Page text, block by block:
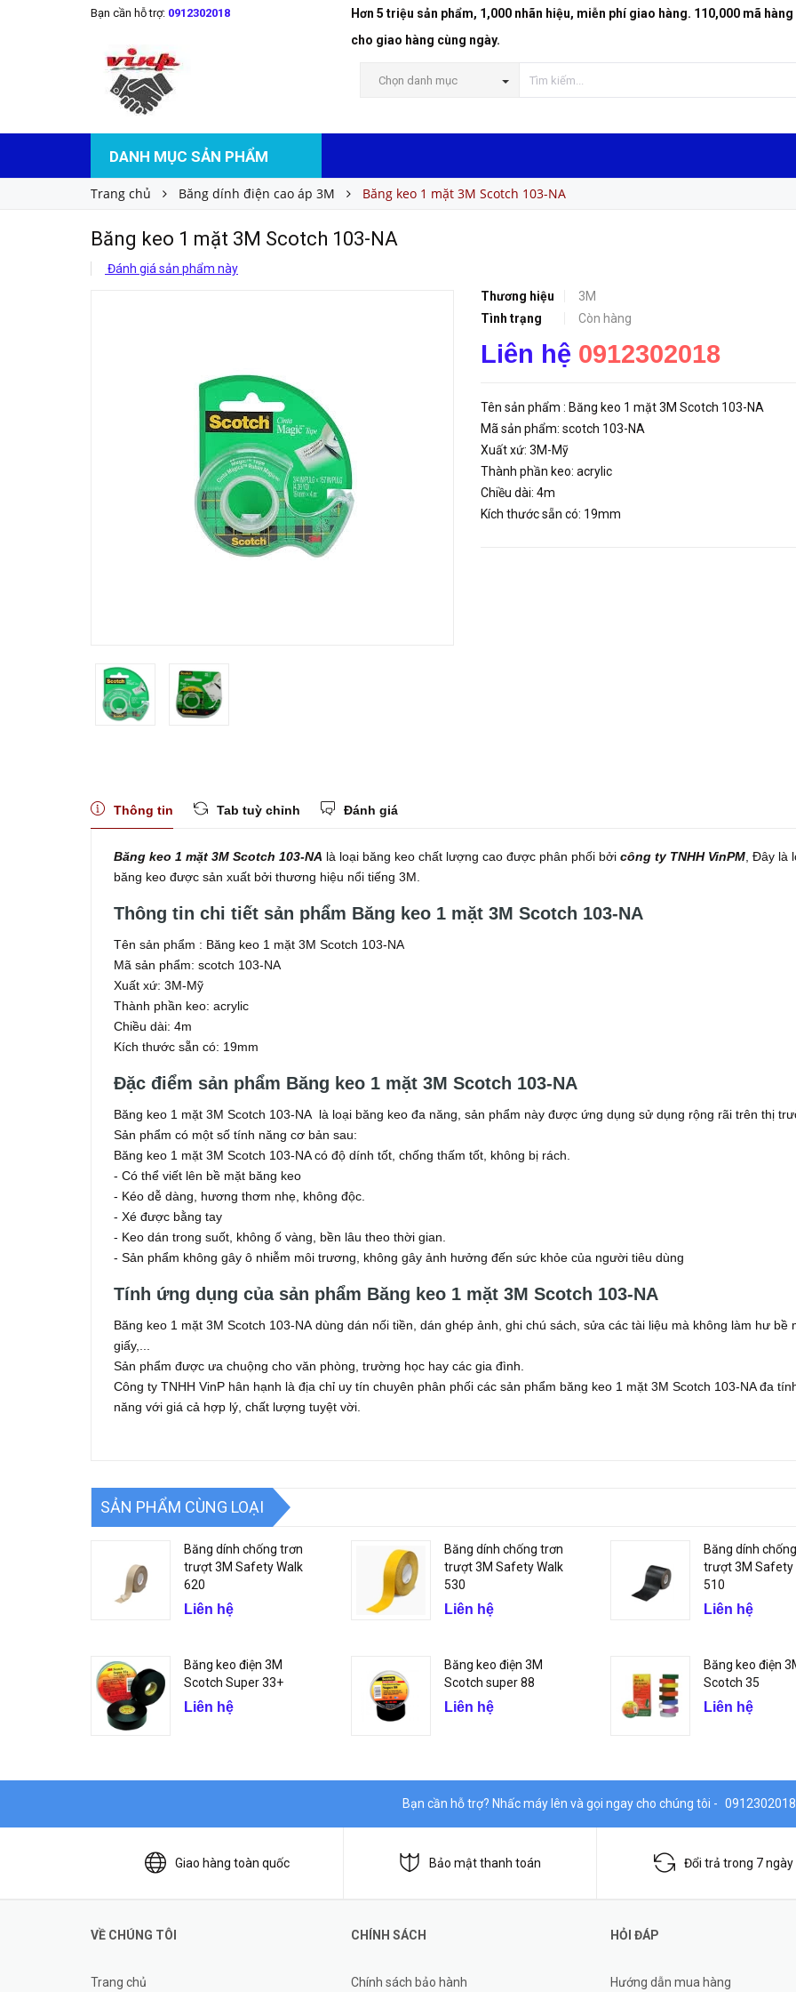
Bạn cần hỗ trợ: 0912302018
Hơn 5 triệu sản phẩm, 1,000 nhãn hiệu, miễn phí giao hàng. 110,000 mã
cho giao hàng cùng ngày.
Chọn danh mục
DANH MỤC SẢN PHẨM
Trang chủ Băng dính điện cao áp 3M Băng keo 1 mặt 3M Scotch 103-NA
Băng keo 1 mặt 3M Scotch 103-NA
Đánh giá sản phẩm này
Thương hiệu
3M
Tình trạng
Còn hàng
Liên hệ 0912302018
Tên sản phẩm : Băng keo 1 mặt 3M Scotch 103-NA
Mã sản phẩm: scotch 103-NA
Xuất xứ: 3M-Mỹ
Thành phần keo: acrylic
Chiều dài: 4m
Kích thước sẵn có: 19mm
Băng keo 1 mặt 3M Scotch 103-NA
Thông tin Tab tuỳ chỉnh Đánh giá
Băng keo 1 mặt 3M Scotch 103-NA là loại băng keo chất lượng cao được phân phối bởi công ty TNHH VinPM , Đây là
băng keo được sản xuất bởi thương hiệu nổi tiếng 3M.
Thông tin chi tiết sản phẩm Băng keo 1 mặt 3M Scotch 103-NA
Tên sản phẩm : Băng keo 1 mặt 3M Scotch 103-NA
Mã sản phẩm: scotch 103-NA
Xuất xứ: 3M-Mỹ
Thành phần keo: acrylic
Chiều dài: 4m
Kích thước sẵn có: 19mm
Đặc điểm sản phẩm Băng keo 1 mặt 3M Scotch 103-NA
Băng keo 1 mặt 3M Scotch 103-NA là loại băng keo đa năng, sản phẩm này được ứng dụng sử dụng rộng rãi trên thị
Sản phẩm có một số tính năng cơ bản sau:
Băng keo 1 mặt 3M Scotch 103-NA có độ dính tốt, chống thấm tốt, không bị rách.
- Có thể viết lên bề mặt băng keo
- Kéo dễ dàng, hương thơm nhẹ, không độc.
- Xé được bằng tay
- Keo dán trong suốt, không ố vàng, bền lâu theo thời gian.
- Sản phẩm không gây ô nhiễm môi trương, không gây ảnh hưởng đến sức khỏe của người tiêu dùng
Tính ứng dụng của sản phẩm Băng keo 1 mặt 3M Scotch 103-NA
Băng keo 1 mặt 3M Scotch 103-NA dùng dán nối tiền, dán ghép ảnh, ghi chú sách, sửa các tài liệu mà không làm hư bề
giấy,...
Sản phẩm được ưa chuộng cho văn phòng, trường học hay các gia đình.
Công ty TNHH VinP hân hạnh là địa chỉ uy tín chuyên phân phối các sản phẩm băng keo 1 mặt 3M Scotch 103-NA đa
năng với giá cả hợp lý, chất lượng tuyệt vời.
SẢN PHẨM CÙNG LOẠI
Băng dính chống trơn
trượt 3M Safety Walk
620
Liên hệ
Băng dính chống trơn
trượt 3M Safety Walk
530
Liên hệ
Băng dính
trượt 3M Safety
510
Liên hệ
Băng keo điện 3M
Scotch Super 33+
Liên hệ
Băng keo điện 3M
Scotch super 88
Liên hệ
Băng keo điện
Scotch 35
Liên hệ
Bạn cần hỗ trợ? Nhấc máy lên và gọi ngay cho chúng tôi - 0912302018
Giao hàng toàn quốc Bảo mật thanh toán Đổi trả trong 7 ngày
VỀ CHÚNG TÔI
Trang chủ
CHÍNH SÁCH
Chính sách bảo hành
HỎI ĐÁP
Hướng dẫn mua hàng